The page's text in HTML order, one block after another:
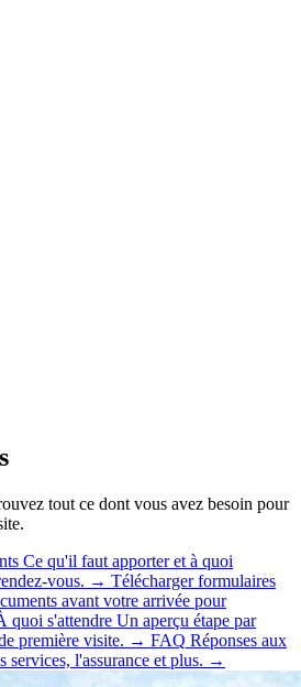
tout ce dont vous avez besoin pour
Ce qu'il faut apporter et à quoi
vous. → Télécharger formulaires
avant votre arrivée pour
quoi s'attendre Un aperçu étape par
première visite. → FAQ Réponses aux
services, l'assurance et plus. →